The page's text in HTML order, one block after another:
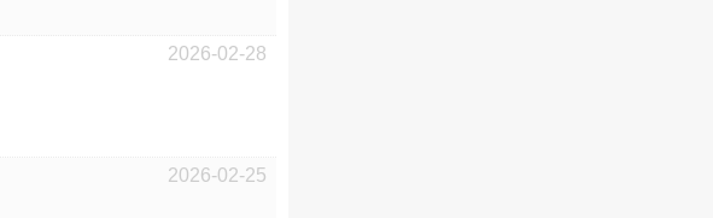
2026-02-28
2026-02-25